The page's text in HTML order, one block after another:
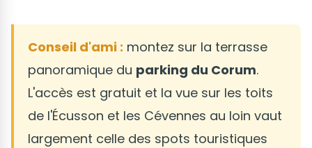
Conseil d'ami : montez sur la terrasse
panoramique du parking du Corum.
L'accès est gratuit et la vue sur les toits
de l'Écusson et les Cévennes au loin vaut
largement celle des spots touristiques